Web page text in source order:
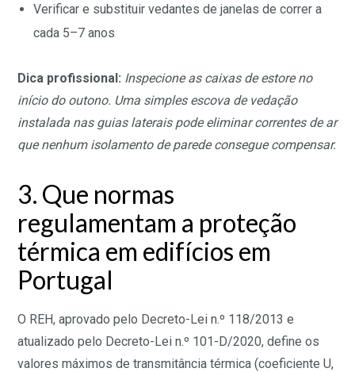
Verificar e substituir vedantes de janelas de correr a
cada 5–7 anos
Dica profissional: Inspecione as caixas de estore no
início do outono. Uma simples escova de vedação
instalada nas guias laterais pode eliminar correntes de ar
que nenhum isolamento de parede consegue compensar.
3. Que normas
regulamentam a proteção
térmica em edifícios em
Portugal
O REH, aprovado pelo Decreto-Lei n.º 118/2013 e
atualizado pelo Decreto-Lei n.º 101-D/2020, define os
valores máximos de transmitância térmica (coeficiente U,